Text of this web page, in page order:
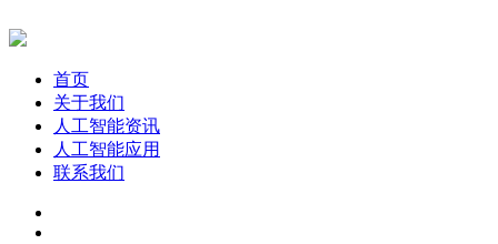
首页
关于我们
人工智能资讯
人工智能应用
联系我们